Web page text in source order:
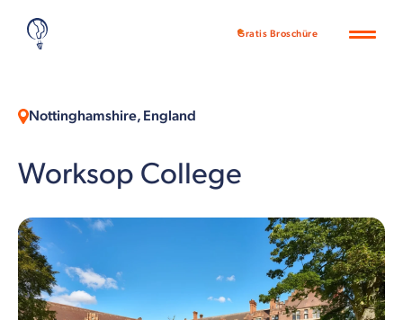
Gratis Broschüre
Nottinghamshire, England
Worksop College